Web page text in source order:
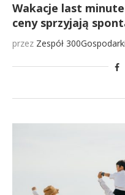
Wakacje last
ceny sprzyjają
przez Zespół 300Gospodarki